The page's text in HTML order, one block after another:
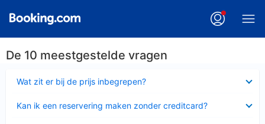
De 10 meestgestelde vragen
Wat zit er bij de prijs inbegrepen?
Kan ik een reservering maken zonder creditcard?